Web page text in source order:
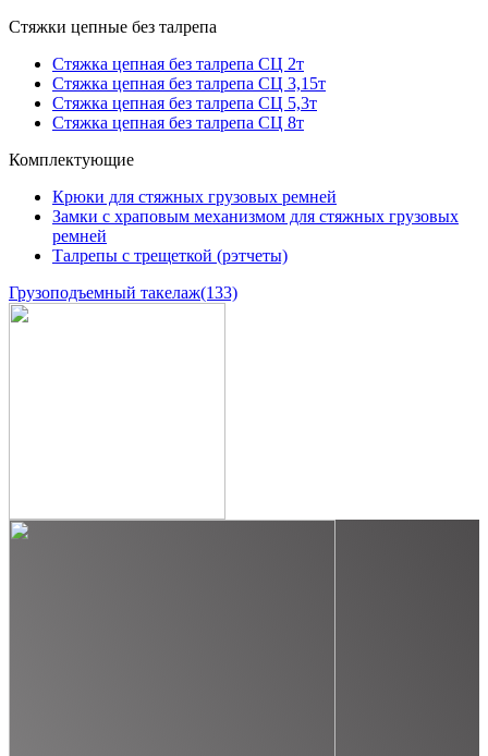
Стяжки цепные без талрепа
Стяжка цепная без талрепа СЦ 2т
Стяжка цепная без талрепа СЦ 3,15т
Стяжка цепная без талрепа СЦ 5,3т
Стяжка цепная без талрепа СЦ 8т
Комплектующие
Крюки для стяжных грузовых ремней
Замки с храповым механизмом для стяжных грузовых
ремней
Талрепы с трещеткой (рэтчеты)
Грузоподъемный такелаж(133)